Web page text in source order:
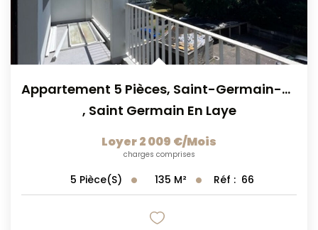
Appartement 5 Pièces, Saint-Germain-En -laye
, Saint Germain En Laye
Loyer 2 009 €/mois
charges comprises
5 Pièce(s) 135 M² Réf : 66